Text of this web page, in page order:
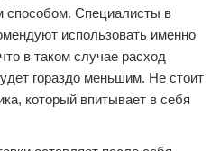
способом. Специалисты в
использовать именно
в таком случае расход
гораздо меньшим. Не стоит
который впитывает в себя